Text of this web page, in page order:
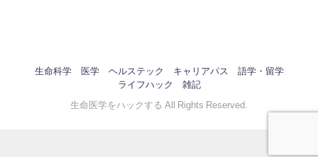
生命科学 医学 ヘルステック キャリアパス
語学・留学
ライフハック
雑記
生命医学をハックする All Rights Reserved.